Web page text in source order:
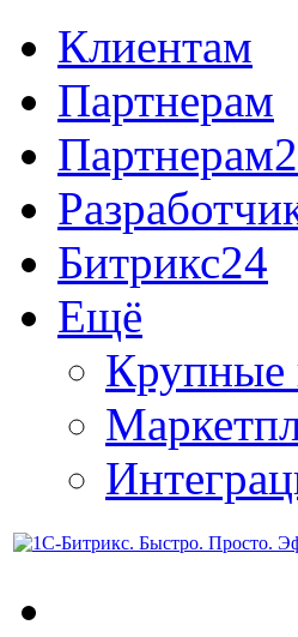
Клиентам
Партнерам
Битрикс24
Ещё
Крупные